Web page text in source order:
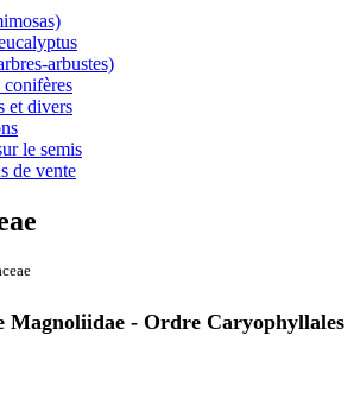
arbustes)
conifères
et divers
le semis
de vente
Magnoliidae - Ordre Caryophyllales